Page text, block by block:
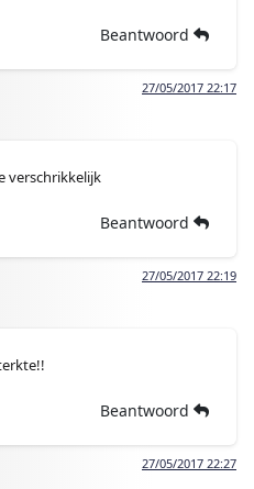
Beantwoord
27/05/2017 22:17
verschrikkelijk
Beantwoord
27/05/2017 22:19
Beantwoord
27/05/2017 22:27